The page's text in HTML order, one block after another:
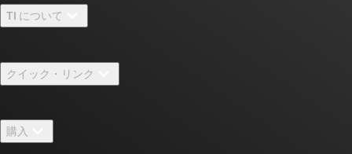
TI について
採用情報
ニュース
クイック・リンク
TI E2E™ 設計サポート・フォーラム
購入